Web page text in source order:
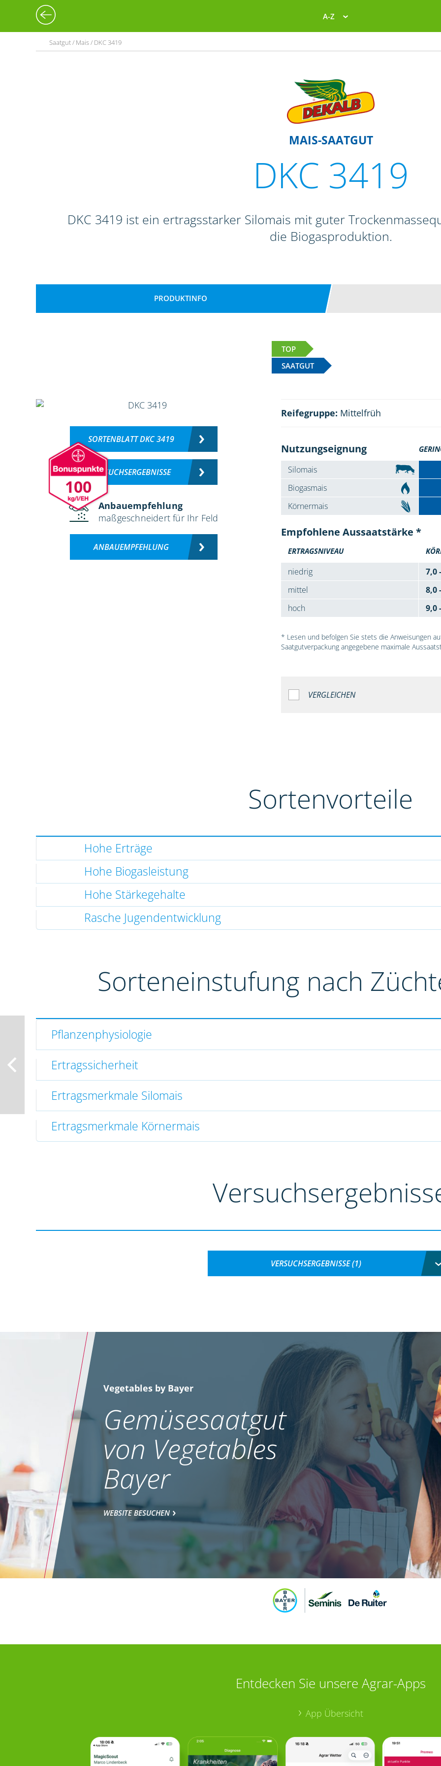
A-Z
Saatgut / Mais / DKC 3419
MAIS-SAATGUT
DKC 3419
DKC 3419 ist ein ertragsstarker Silomais mit guter
die Biogasproduktion.
PRODUKTINFO
TOP
SAATGUT
100
SORTENBLATT DKC 3419
VERSUCHSERGEBNISSE
Anbauempfehlung
maßgeschneidert für Ihr Feld
ANBAUEMPFEHLUNG
Reifegruppe: Mittelfrüh
Nutzungseignung
Silomais
Biogasmais
Körnermais
Empfohlene Aussaatstärke *
ERTRAGSNIVEAU
niedrig
7,0
mittel
8,0
hoch
9,0
* Lesen und befolgen Sie stets die Anweisungen
Saatgutverpackung angegebene maximale
VERGLEICHEN
Sortenvorteile
Hohe Erträge
Hohe Biogasleistung
Hohe Stärkegehalte
Rasche Jugendentwicklung
Sorteneinstufung nach
Pflanzenphysiologie
Ertragssicherheit
Ertragsmerkmale Silomais
Ertragsmerkmale Körnermais
VERSUCHSERGEBNISSE (1)
Vegetables by Bayer
Gemüsesaatgut
von Vegetables
Bayer
WEBSITE BESUCHEN
Entdecken Sie unsere Agrar-Apps
App Übersicht